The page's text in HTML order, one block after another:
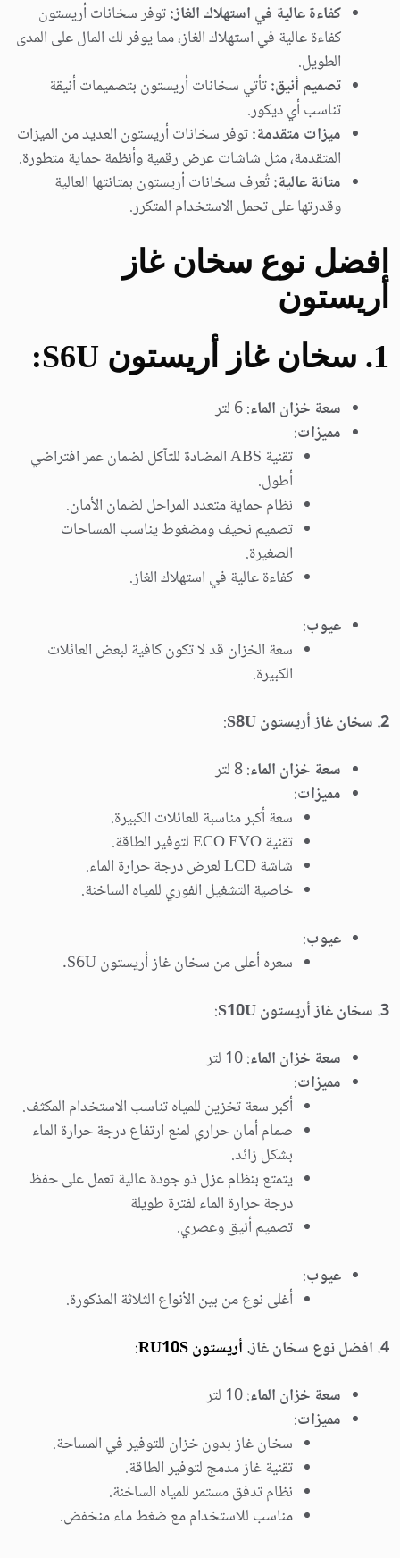
كفاءة عالية في استهلاك الغاز:توفر سخانات أريستون
كفاءة عالية في استهلاك الغاز، مما يوفر لك المال على المدى
الطويل.
تصميم أنيق:تأتي سخانات أريستون بتصميمات أنيقة
تناسب أي ديكور.
ميزات متقدمة:توفر سخانات أريستون العديد من الميزات
المتقدمة، مثل شاشات عرض رقمية وأنظمة حماية متطورة.
متانة عالية:تُعرف سخانات أريستون بمتانتها العالية
وقدرتها على تحمل الاستخدام المتكرر.
افضل نوع سخان غاز
أريستون
1. سخان غاز أريستون S6U
:
سعة خزان الماء: 6 لتر
مميزات:
تقنية ABS المضادة للتآكل لضمان عمر افتراضي
أطول.
نظام حماية متعدد المراحل لضمان الأمان.
تصميم نحيف ومضغوط يناسب المساحات
الصغيرة.
كفاءة عالية في استهلاك الغاز.
عيوب:
سعة الخزان قد لا تكون كافية لبعض العائلات
الكبيرة.
2. سخان غاز أريستون S8U
:
سعة خزان الماء: 8 لتر
مميزات:
سعة أكبر مناسبة للعائلات الكبيرة.
تقنية ECO EVO لتوفير الطاقة.
شاشة LCD لعرض درجة حرارة الماء.
خاصية التشغيل الفوري للمياه الساخنة.
عيوب:
سعره أعلى من سخان غاز أريستون S6U.
3. سخان غاز أريستون S10U
:
سعة خزان الماء: 10 لتر
مميزات:
أكبر سعة تخزين للمياه تناسب الاستخدام المكثف.
صمام أمان حراري لمنع ارتفاع درجة حرارة الماء
بشكل زائد.
يتمتع بنظام عزل ذو جودة عالية تعمل على حفظ
درجة حرارة الماء لفترة طويلة
تصميم أنيق وعصري.
عيوب:
أغلى نوع من بين الأنواع الثلاثة المذكورة.
4. افضل نوع سخان غاز
. أريستون RU10S
:
سعة خزان الماء: 10 لتر
مميزات:
سخان غاز بدون خزان للتوفير في المساحة.
تقنية غاز مدمج لتوفير الطاقة.
نظام تدفق مستمر للمياه الساخنة.
مناسب للاستخدام مع ضغط ماء منخفض.